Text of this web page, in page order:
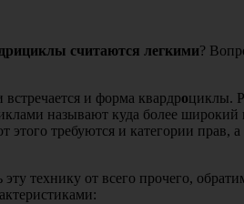
считаются легкими?
и форма квардроциклы.
называют куда более широкий
требуются и категории прав, а
эту технику от всего прочего,